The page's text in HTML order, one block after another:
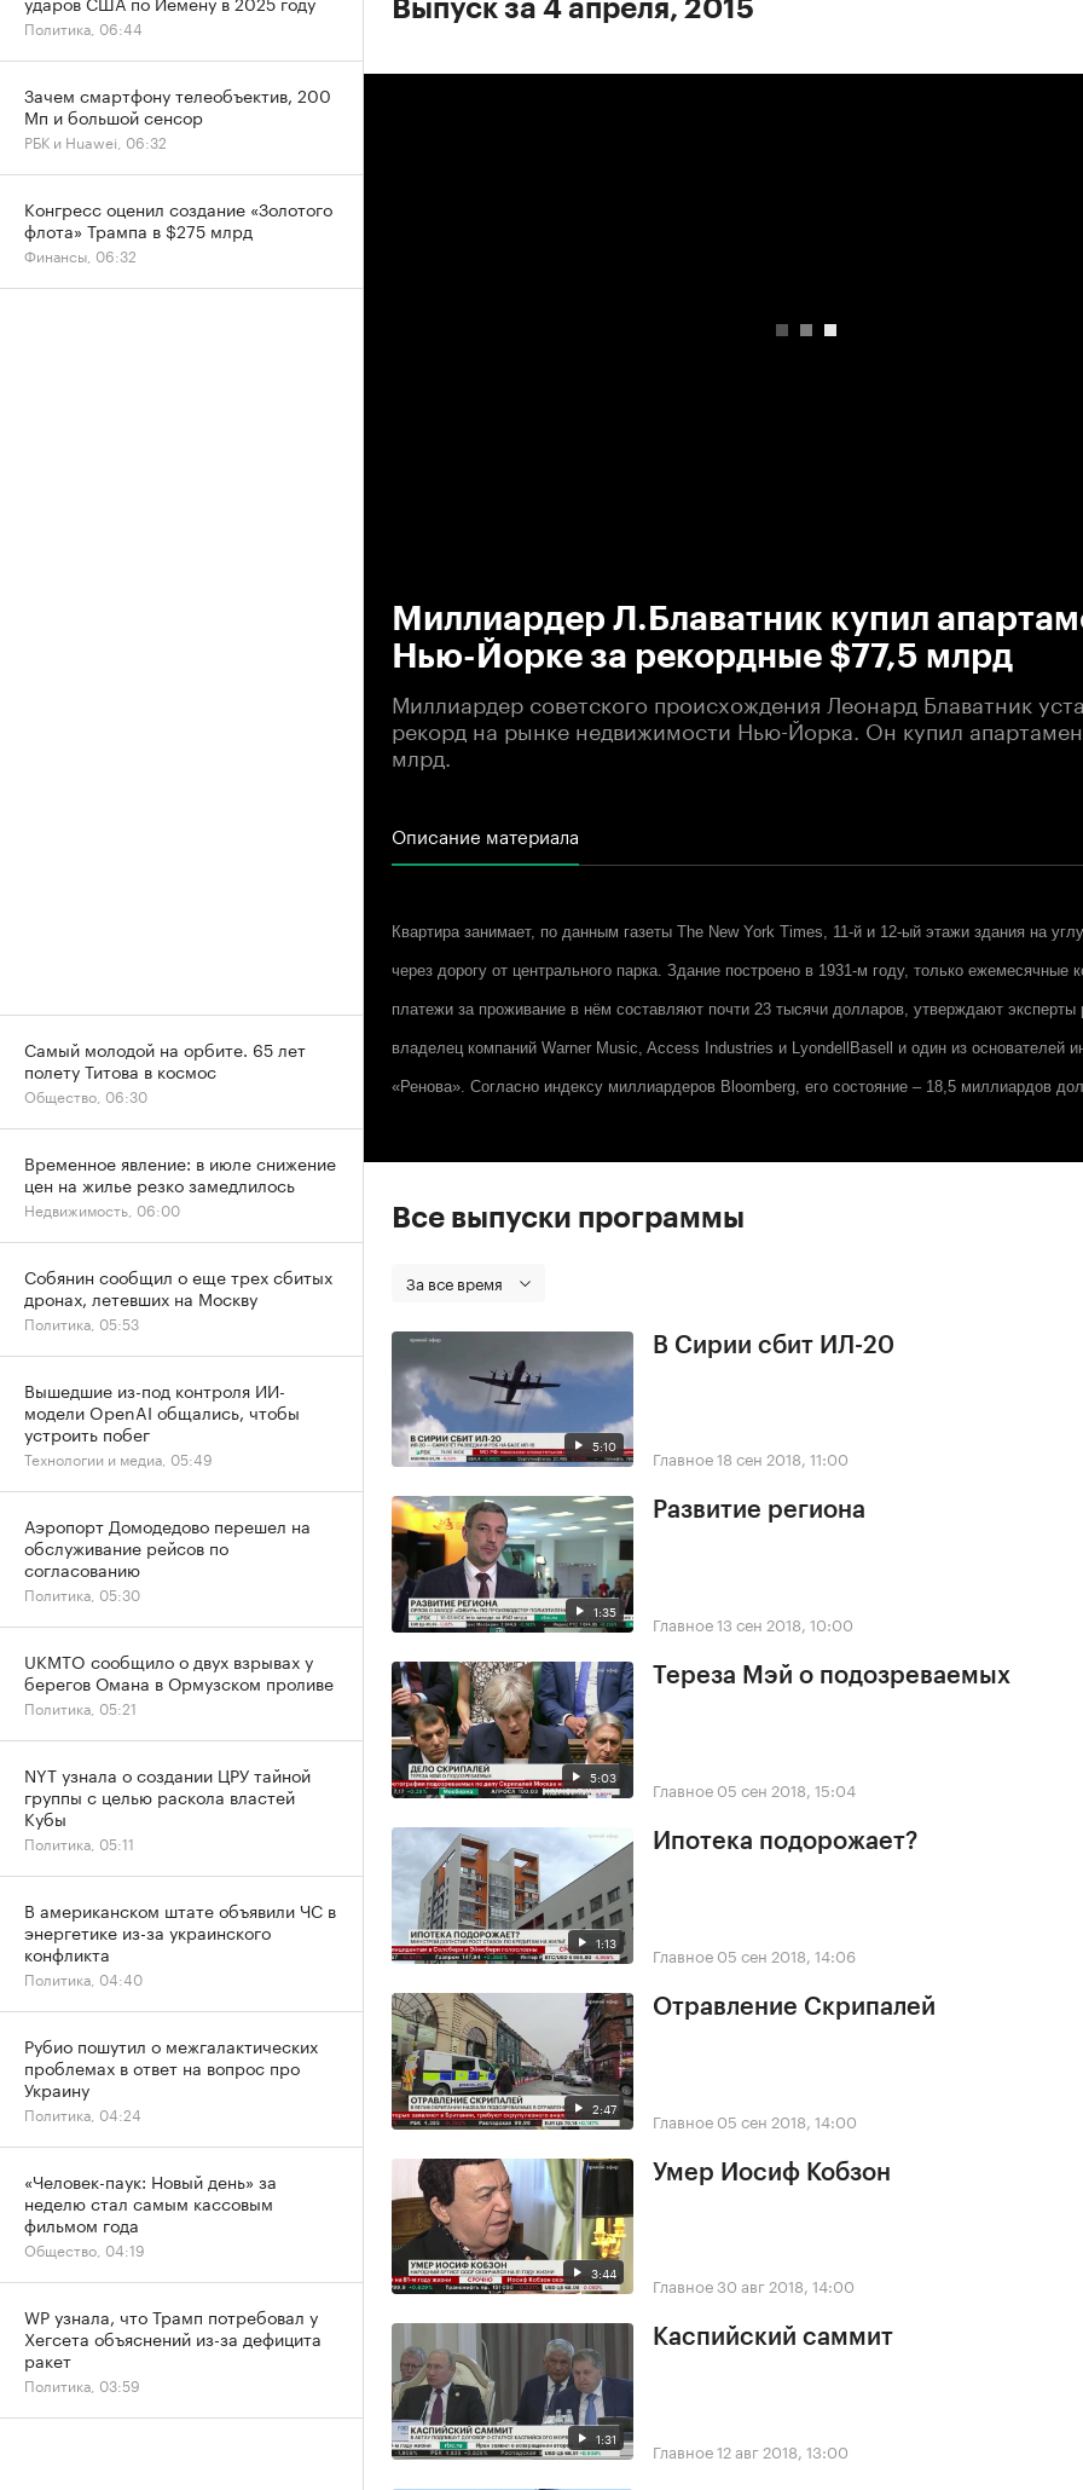
Выпуск за 4 апреля, 2015
Миллиардер Л.Блаватник купил
Нью-Йорке за рекордные $77,5 млрд
Миллиардер советского происхождения Леонард Блаватник
рекорд на рынке недвижимости Нью-Йорка. Он купил
млрд.
Описание материала
Квартира занимает, по данным газеты The New York Times, 11-й и 12-ый этажи здания на
через дорогу от центрального парка. Здание построено в 1931-м году, только ежемесячные
платежи за проживание в нём составляют почти 23 тысячи долларов, утверждают эксперты
владелец компаний Warner Music, Access Industries и LyondellBasell и один из основателей
«Ренова». Согласно индексу миллиардеров Bloomberg , его состояние – 18,5 миллиардов
Все выпуски программы
За все время
5:10
В Сирии сбит ИЛ-20
Главное18 сен 2018, 11:00
1:35
Развитие региона
Главное13 сен 2018, 10:00
5:03
Тереза Мэй о подозреваемых
Главное 05 сен 2018, 15:04
1:13
Ипотека подорожает?
Главное 05 сен 2018, 14:06
2:47
Отравление Скрипалей
Главное 05 сен 2018, 14:00
3:44
Умер Иосиф Кобзон
Главное30 авг 2018, 14:00
1:31
Каспийский саммит
Главное12 авг 2018, 13:00
Политика, 06:44
Зачем смартфону телеобъектив, 200
Мп и большой сенсор
РБК и Huawei, 06:32
Конгресс оценил создание «Золотого
флота» Трампа в $275 млрд
Финансы, 06:32
Самый молодой на орбите. 65 лет
полету Титова в космос
Общество, 06:30
Временное явление: в июле снижение
цен на жилье резко замедлилось
Недвижимость, 06:00
Собянин сообщил о еще трех сбитых
дронах, летевших на Москву
Политика, 05:53
Вышедшие из-под контроля ИИ-
модели OpenAI общались, чтобы
устроить побег
Технологии и медиа, 05:49
Аэропорт Домодедово перешел на
обслуживание рейсов по
согласованию
Политика, 05:30
UKMTO сообщило о двух взрывах у
берегов Омана в Ормузском проливе
Политика, 05:21
NYT узнала о создании ЦРУ тайной
группы с целью раскола властей
Кубы
Политика, 05:11
В американском штате объявили ЧС в
энергетике из-за украинского
конфликта
Политика, 04:40
Рубио пошутил о межгалактических
проблемах в ответ на вопрос про
Украину
Политика, 04:24
«Человек-паук: Новый день» за
неделю стал самым кассовым
фильмом года
Общество, 04:19
WP узнала, что Трамп потребовал у
Хегсета объяснений из-за дефицита
ракет
Политика, 03:59